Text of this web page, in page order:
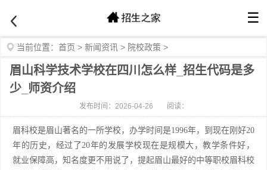
☰
当前位置： 首页 > 新闻资讯 > 院校政策 >
眉山科学技术学校在四川怎么样_招生代码是多
少_师资介绍
发布时间：2026-04-26 阅读：
眉科校是眉山著名的一所学校，办学时间是1996年，到现在刚好20
年的历史，经过了20年的发展学校现在是规模大，教学条件好，
就业保障高，知名度更不用说了，提起眉山最好的中等职校眉科校